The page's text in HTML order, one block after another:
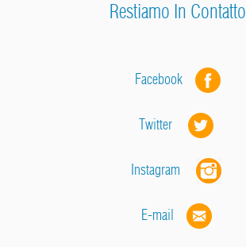
Restiamo In Contatto
Facebook
Twitter
Instagram
E-mail